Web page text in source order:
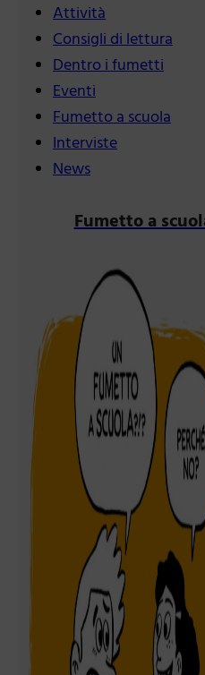
Attività
Consigli di lettura
Dentro i fumetti
Eventi
Fumetto a scuola
Interviste
News
Fumetto a